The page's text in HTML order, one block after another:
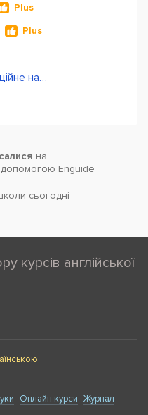
Plus
Plus
Green Forest. Дистанційне навчання
на
Enguide
cьогодні
курсів англійської
Онлайн курси Журнал